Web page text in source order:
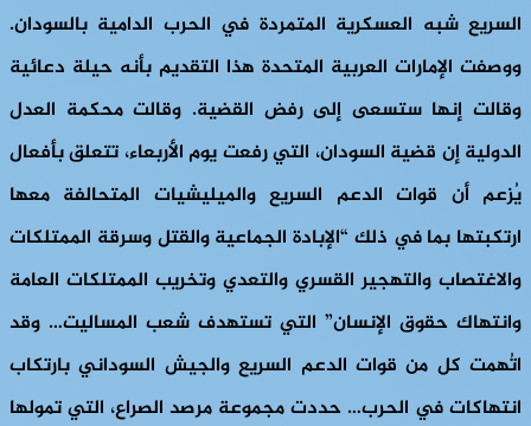
السريع شبه العسكرية المتمردة في الحرب الدامية بالسودان.
ووصفت الإمارات العربية المتحدة هذا التقديم بأنه حيلة دعائية
وقالت إنها ستسعى إلى رفض القضية. وقالت محكمة العدل
الدولية إن قضية السودان، التي رفعت يوم الأربعاء، تتعلق بأفعال
يُزعم أن قوات الدعم السريع والميليشيات المتحالفة معها
ارتكبتها بما في ذلك “الإبادة الجماعية والقتل وسرقة الممتلكات
والاغتصاب والتهجير القسري والتعدي وتخريب الممتلكات العامة
وانتهاك حقوق الإنسان” التي تستهدف شعب المساليت… وقد
اتُهمت كل من قوات الدعم السريع والجيش السوداني بارتكاب
انتهاكات في الحرب… حددت مجموعة مرصد الصراع، التي تمولها